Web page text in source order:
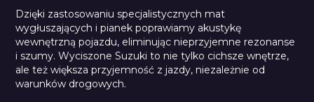
Dzięki zastosowaniu specjalistycznych mat
wygłuszających i pianek poprawiamy akustykę
wewnętrzną pojazdu, eliminując nieprzyjemne rezonanse
i szumy. Wyciszone Suzuki to nie tylko cichsze wnętrze,
ale też większa przyjemność z jazdy, niezależnie od
warunków drogowych.